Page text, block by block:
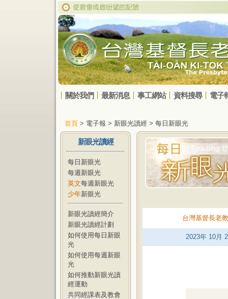
關於我們 最新消息 事工網站 資料搜尋 電子
首頁 > 電子報 > 新眼光讀經 > 每日新眼光
新眼光讀經
每日新眼光
每週新眼光
英文每週新眼光
少年新眼光
新眼光讀經簡介
新眼光讀經計劃
如何使用每日新眼
光
如何使用每週新眼
光
如何推動新眼光讀
經運動
共同經課表及教會
台灣基督長老
2023年 10月